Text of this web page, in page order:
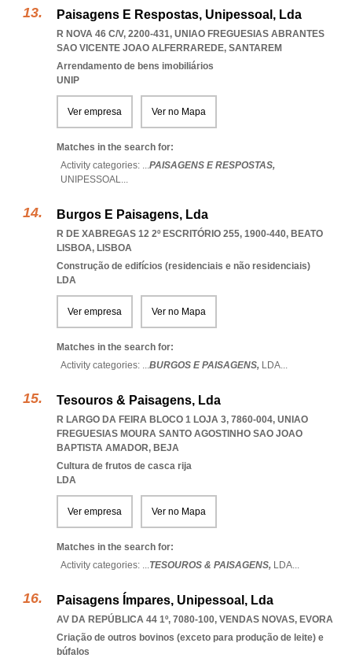
Paisagens E Respostas, Unipessoal, Lda
R NOVA 46 C/V, 2200-431, UNIAO FREGUESIAS ABRANTES
SAO VICENTE JOAO ALFERRAREDE, SANTAREM
Arrendamento de bens imobiliários
UNIP
Ver empresa Ver no Mapa
Matches in the search for:
Activity categories: ...PAISAGENS E RESPOSTAS,
UNIPESSOAL...
Burgos E Paisagens, Lda
R DE XABREGAS 12 2º ESCRITÓRIO 255, 1900-440, BEATO
LISBOA, LISBOA
Construção de edifícios (residenciais e não residenciais)
LDA
Ver empresa Ver no Mapa
Matches in the search for:
Activity categories: ...BURGOS E PAISAGENS, LDA...
Tesouros & Paisagens, Lda
R LARGO DA FEIRA BLOCO 1 LOJA 3, 7860-004, UNIAO
FREGUESIAS MOURA SANTO AGOSTINHO SAO JOAO
BAPTISTA AMADOR, BEJA
Cultura de frutos de casca rija
LDA
Ver empresa Ver no Mapa
Matches in the search for:
Activity categories: ...TESOUROS & PAISAGENS, LDA...
Paisagens Ímpares, Unipessoal, Lda
AV DA REPÚBLICA 44 1º, 7080-100, VENDAS NOVAS, EVORA
Criação de outros bovinos (exceto para produção de leite) e
búfalos